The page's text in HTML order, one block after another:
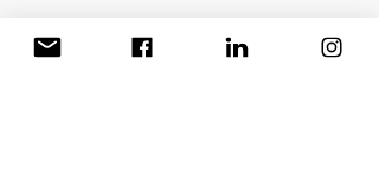
FORMACIÓN Online